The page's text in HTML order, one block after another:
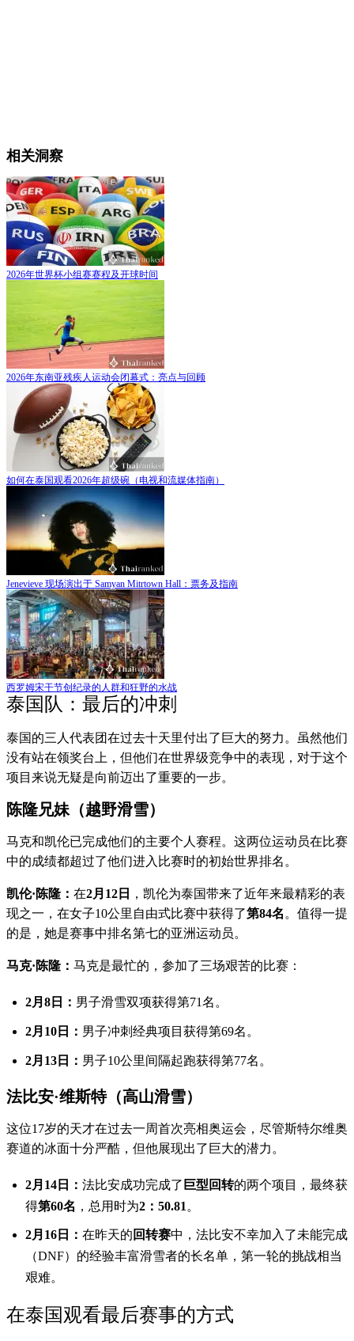
相关洞察
2026年世界杯小组赛赛程及开球时间
2026年东南亚残疾人运动会闭幕式：亮点与回顾
如何在泰国观看2026年超级碗（电视和流媒体指南）
Jenevieve 现场演出于 Samyan Mitrtown Hall：票务及指南
西罗姆宋干节创纪录的人群和狂野的水战
泰国队：最后的冲刺
泰国的三人代表团在过去十天里付出了巨大的努力。虽然他们
没有站在领奖台上，但他们在世界级竞争中的表现，对于这个
项目来说无疑是向前迈出了重要的一步。
陈隆兄妹（越野滑雪）
马克和凯伦已完成他们的主要个人赛程。这两位运动员在比赛
中的成绩都超过了他们进入比赛时的初始世界排名。
凯伦·陈隆： 在2月12日
，凯伦为泰国带来了近年来最精彩的表
现之一，在女子10公里自由式比赛中获得了第84名 。值得一提
的是，她是赛事中排名第七的亚洲运动员。
马克·陈隆： 马克是最忙的，参加了三场艰苦的比赛：
2月8日： 男子滑雪双项获得第71名。
2月10日： 男子冲刺经典项目获得第69名。
2月13日： 男子10公里间隔起跑获得第77名。
法比安·维斯特（高山滑雪）
这位17岁的天才在过去一周首次亮相奥运会，尽管斯特尔维奥
赛道的冰面十分严酷，但他展现出了巨大的潜力。
2月14日： 法比安成功完成了 巨型回转的两个项目，最终获
得第60名 ，总用时为2：50.81 。
2月16日： 在昨天的 回转赛中，法比安不幸加入了未能完成
（DNF）的经验丰富滑雪者的长名单，第一轮的挑战相当
艰难。
在泰国观看最后赛事的方式